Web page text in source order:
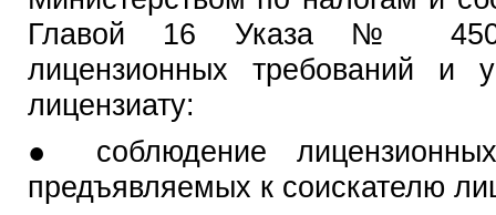
Главой 16 Указа № 450
лицензионных требований и
лицензиату:
● соблюдение
предъявляемых к соискателю